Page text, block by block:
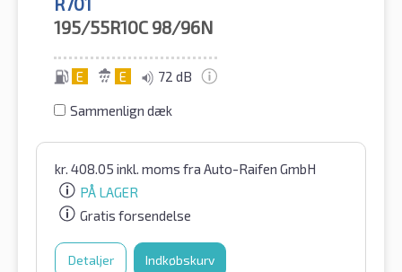
195/55R10C 98/96N
E E 72 dB
Sammenlign dæk
kr. 408.05 inkl. moms fra Auto-Raifen GmbH
PÅ LAGER
Gratis forsendelse
Detaljer Indkøbskurv